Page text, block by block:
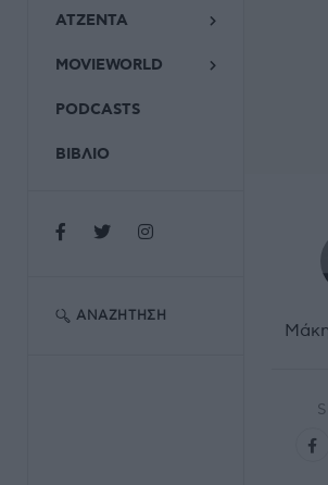
ΑΤΖΕΝΤΑ
MOVIEWORLD
PODCASTS
ΒΙΒΛΙΟ
ΑΝΑΖΉΤΗΣΗ